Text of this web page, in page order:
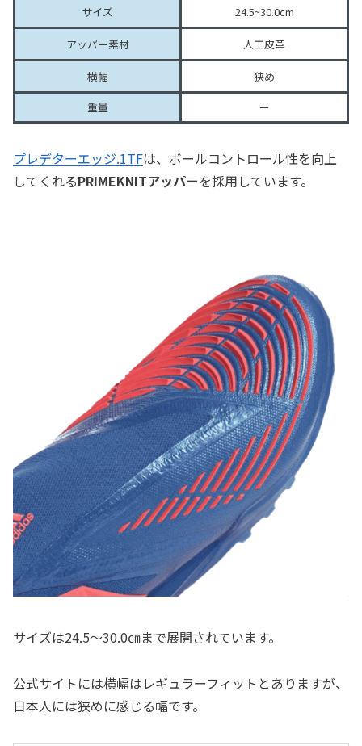
サイズ 24.5~30.0cm
アッパー素材 人工皮革
横幅
狭め
重量
ー
プレデターエッジ.1TFは、ボールコントロール性を向上
してくれるPRIMEKNITアッパーを採用しています。
サイズは24.5～30.0㎝まで展開されています。
公式サイトには横幅はレギュラーフィットとありますが、
日本人には狭めに感じる幅です。